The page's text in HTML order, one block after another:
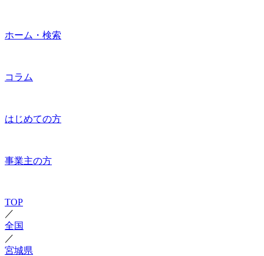
ホーム・検索
コラム
はじめての方
事業主の方
TOP
／
全国
／
宮城県